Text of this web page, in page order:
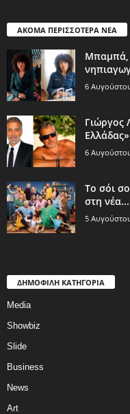
ΑΚΟΜΑ ΠΕΡΙΣΣΟΤΕΡΑ ΝΕΑ
Μπαμπά,
6
Γιώργος
6
Το σόι
στη νέα...
5
ΔΗΜΟΦΙΛΗ ΚΑΤΗΓΟΡΙΑ
Media
Showbiz
Slide
Business
News
Art